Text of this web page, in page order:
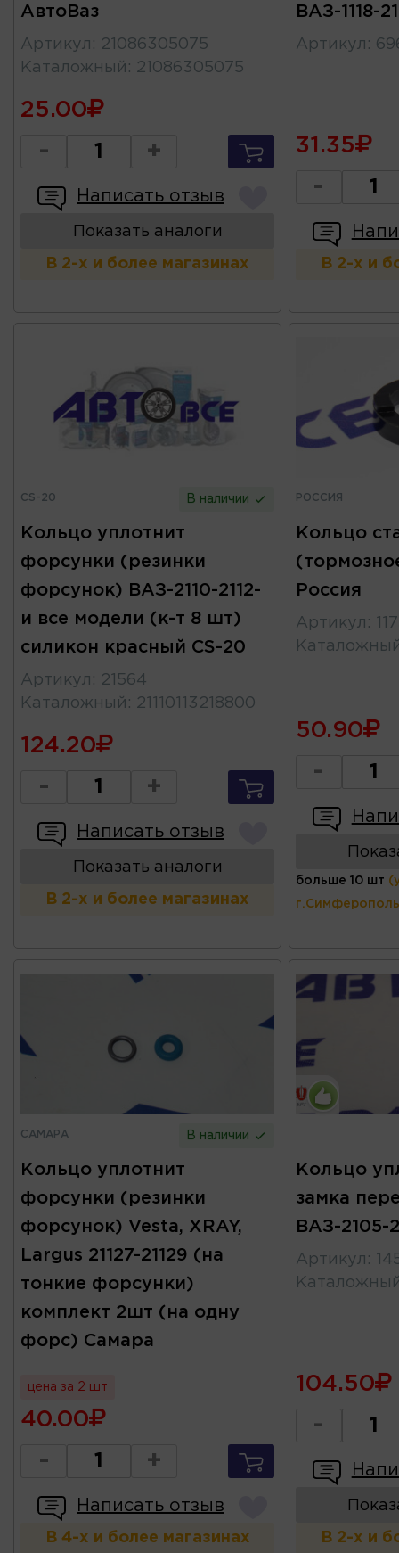
АвтоВаз
Артикул : 21086305075
Каталожный : 21086305075
25.00
- +
Написать отзыв
Показать аналоги
В 2-х и более магазинах
ВАЗ-1118-
Артикул :
31.35
-
В 2-х и
CS-20 В наличии
Кольцо уплотнит
форсунки (резинки
форсунок) ВАЗ-2110-2112-
и все модели (к-т 8 шт)
силикон красный CS-20
Артикул : 21564
Каталожный : 21110113218800
124.20
- +
Написать отзыв
Показать аналоги
В 2-х и более магазинах
РОССИЯ
Кольцо
Россия
Артикул :
50.90
-
больше 10 шт
САМАРА В наличии
Кольцо уплотнит
форсунки (резинки
форсунок) Vesta, XRAY,
Largus 21127-21129 (на
тонкие форсунки)
комплект 2шт (на одну
форс) Самара
цена за 2 шт
40.00
- +
Написать отзыв
В 4-х и более магазинах
Кольцо
замка
ВАЗ-2105-
Артикул :
104.50
-
В 2-х и